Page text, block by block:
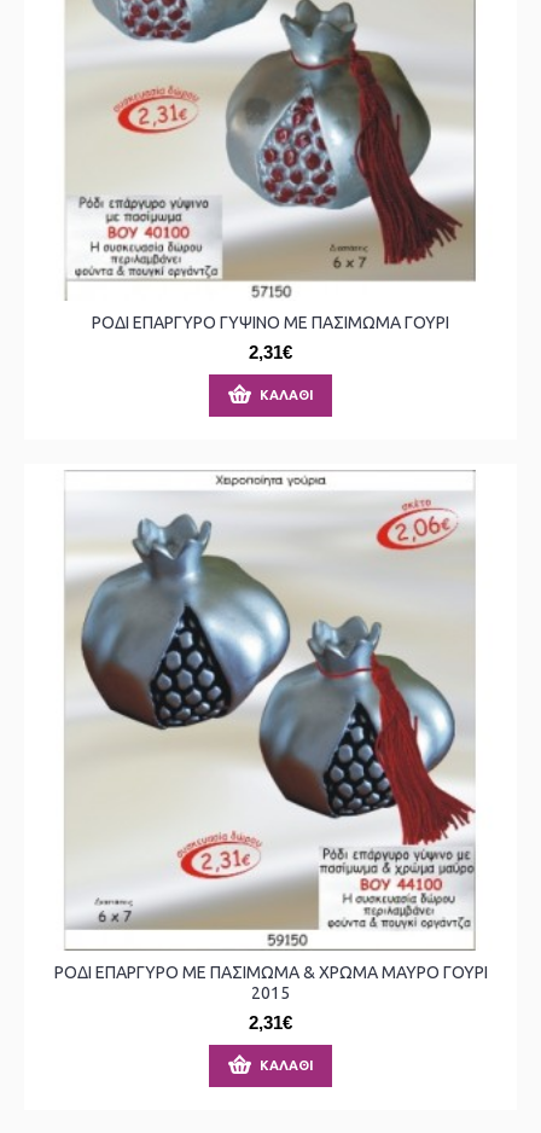
ΡΟΔΙ ΕΠΑΡΓΥΡΟ ΓΥΨΙΝΟ ΜΕ ΠΑΣΙΜΩΜΑ ΓΟΥΡΙ
2,31€
ΚΑΛΆΘΙ
ΡΟΔΙ ΕΠΑΡΓΥΡΟ ΜΕ ΠΑΣΙΜΩΜΑ & ΧΡΩΜΑ ΜΑΥΡΟ ΓΟΥΡΙ
2015
2,31€
ΚΑΛΆΘΙ